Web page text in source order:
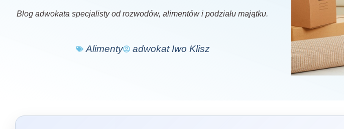
Blog adwokata specjalisty od rozwodów, alimentów i podziału majątku.
Alimenty adwokat Iwo Klisz